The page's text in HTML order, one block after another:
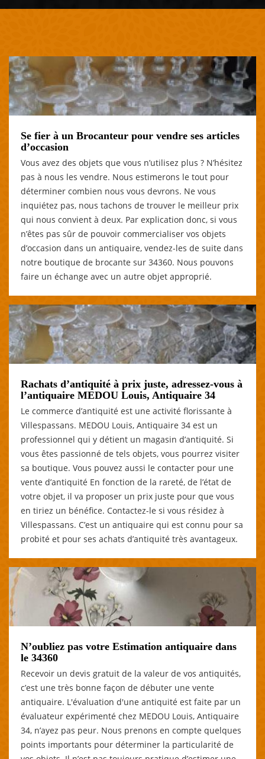
Se fier à un Brocanteur pour vendre ses articles
d’occasion
Vous avez des objets que vous n’utilisez plus ? N’hésitez
pas à nous les vendre. Nous estimerons le tout pour
déterminer combien nous vous devrons. Ne vous
inquiétez pas, nous tachons de trouver le meilleur prix
qui nous convient à deux. Par explication donc, si vous
n’êtes pas sûr de pouvoir commercialiser vos objets
d’occasion dans un antiquaire, vendez-les de suite dans
notre boutique de brocante sur 34360. Nous pouvons
faire un échange avec un autre objet approprié.
Rachats d’antiquité à prix juste, adressez-vous à
l’antiquaire MEDOU Louis, Antiquaire 34
Le commerce d’antiquité est une activité florissante à
Villespassans. MEDOU Louis, Antiquaire 34 est un
professionnel qui y détient un magasin d’antiquité. Si
vous êtes passionné de tels objets, vous pourrez visiter
sa boutique. Vous pouvez aussi le contacter pour une
vente d’antiquité En fonction de la rareté, de l’état de
votre objet, il va proposer un prix juste pour que vous
en tiriez un bénéfice. Contactez-le si vous résidez à
Villespassans. C’est un antiquaire qui est connu pour sa
probité et pour ses achats d’antiquité très avantageux.
N’oubliez pas votre Estimation antiquaire dans
le 34360
Recevoir un devis gratuit de la valeur de vos antiquités,
c’est une très bonne façon de débuter une vente
antiquaire. L'évaluation d'une antiquité est faite par un
évaluateur expérimenté chez MEDOU Louis, Antiquaire
34, n’ayez pas peur. Nous prenons en compte quelques
points importants pour déterminer la particularité de